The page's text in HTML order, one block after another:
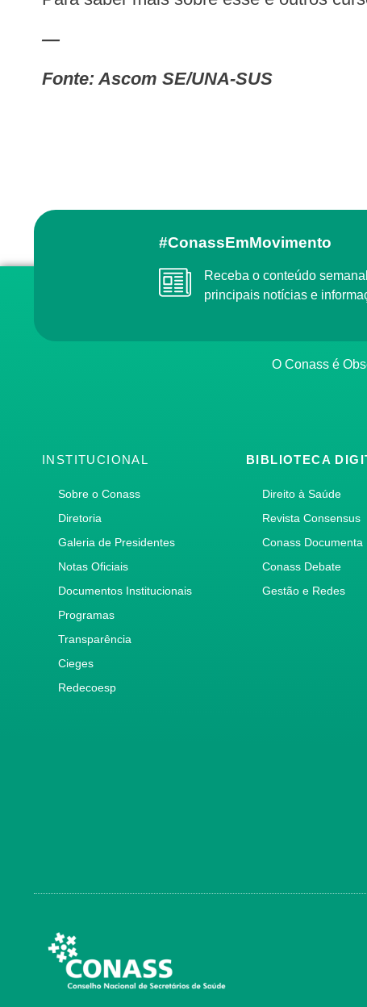
—
Fonte:Ascom SE/UNA-SUS
#ConassEmMovimento
Receba o conteúdo semanal do Conass com as
principais notícias e
O Conass é
INSTITUCIONAL
Sobre o Conass
Diretoria
Galeria de Presidentes
Notas Oficiais
Documentos Institucionais
Programas
Transparência
Cieges
Redecoesp
BIBLIOTECA
Direito à Saúde
Revista Consensus
Conass Documenta
Conass Debate
Gestão e Redes